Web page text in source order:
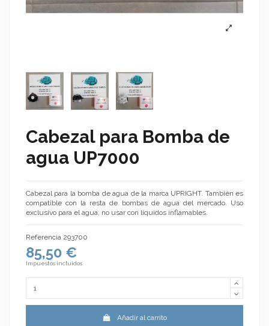
Cabezal para Bomba de
agua UP7000
Cabezal para la bomba de agua de la marca UPRIGHT. También es
compatible con la resta de bombas de agua del mercado. Uso
exclusivo para el agua, no usar con líquidos inflamables.
Referencia 293700
85,50 €
Impuestos incluidos
Añadir al carrito